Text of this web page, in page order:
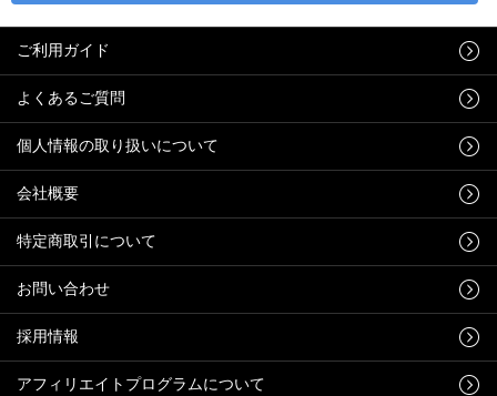
ご利用ガイド
よくあるご質問
個人情報の取り扱いについて
会社概要
特定商取引について
お問い合わせ
採用情報
アフィリエイトプログラムについて